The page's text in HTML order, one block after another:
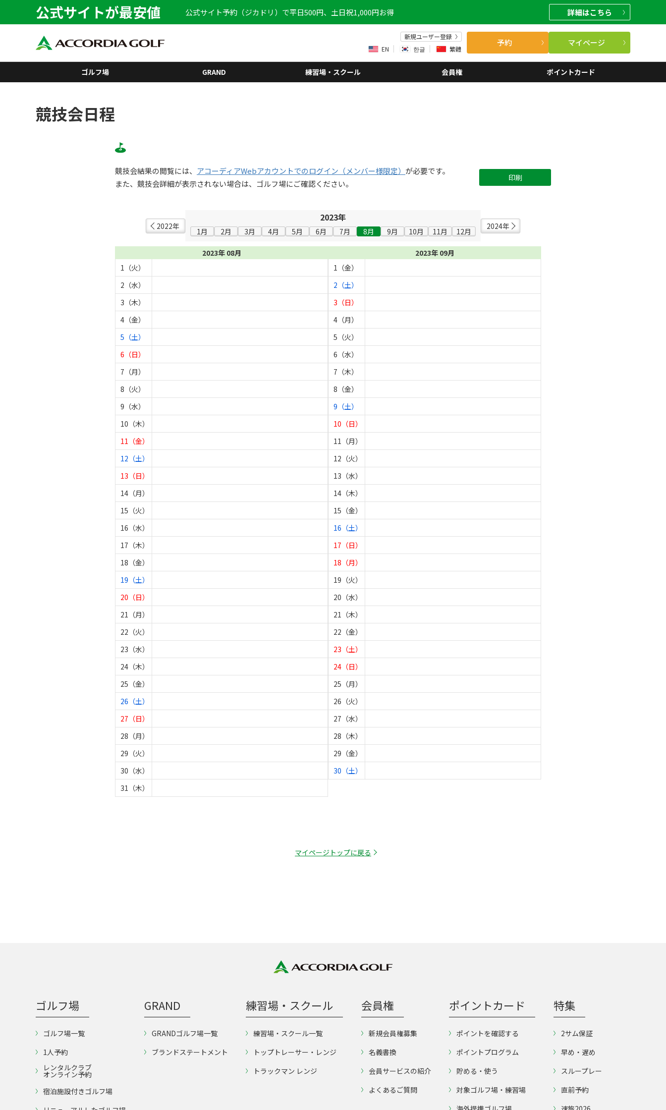
公式サイトが最安値 公式サイト予約（ジカドリ）で平日500円、土日祝1,000円お得 詳細はこちら
新規ユーザー登録
EN
한글 繁體
予約 マイページ
ゴルフ場 GRAND 練習場・スクール 会員権 ポイントカード
競技会日程
競技会結果の閲覧には、 アコーディアWebアカウントでのログイン（メンバー様限定） が必要です。
また、競技会詳細が表示されない場合は、ゴルフ場にご確認ください。
印刷
2022年
2023年
1月 2月 3月 4月 5月 6月 7月 8月 9月 10月 11月 12月
2024年
2023年 08月
1（火）
2（水）
3（木）
4（金）
5（土）
6（日）
7（月）
8（火）
9（水）
10（木）
11（金）
12（土）
13（日）
14（月）
15（火）
16（水）
17（木）
18（金）
19（土）
20（日）
21（月）
22（火）
23（水）
24（木）
25（金）
26（土）
27（日）
28（月）
29（火）
30（水）
31（木）
2023年 09月
1（金）
2（土）
3（日）
4（月）
5（火）
6（水）
7（木）
8（金）
9（土）
10（日）
11（月）
12（火）
13（水）
14（木）
15（金）
16（土）
17（日）
18（月）
19（火）
20（水）
21（木）
22（金）
23（土）
24（日）
25（月）
26（火）
27（水）
28（木）
29（金）
30（土）
マイページトップに戻る
ゴルフ場
ゴルフ場一覧
1人予約
レンタルクラブ
オンライン予約
宿泊施設付きゴルフ場
GRAND
GRANDゴルフ場一覧
ブランドステートメント
練習場・スクール
練習場・スクール一覧
トップトレーサー・レンジ
トラックマン レンジ
会員権
新規会員権募集
名義書換
会員サービスの紹介
よくあるご質問
ポイントカード
ポイントを確認する
ポイントプログラム
貯める・使う
対象ゴルフ場・練習場
特集
2サム保証
早め・遅め
スループレー
直前予約